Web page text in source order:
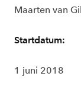
Maarten van
Startdatum:
1 juni 2018